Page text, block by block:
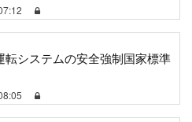
転システムの安全強制国家標準